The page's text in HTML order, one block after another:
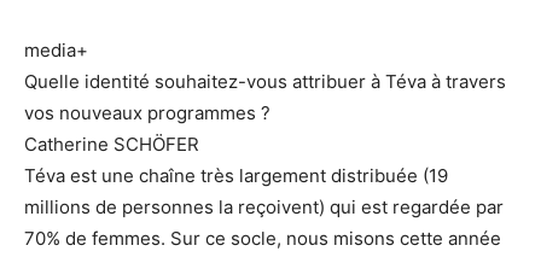
media+
Quelle identité souhaitez-vous attribuer à Téva à travers
vos nouveaux programmes ?
Catherine SCHÖFER
Téva est une chaîne très largement distribuée (19
millions de personnes la reçoivent) qui est regardée par
70% de femmes. Sur ce socle, nous misons cette année